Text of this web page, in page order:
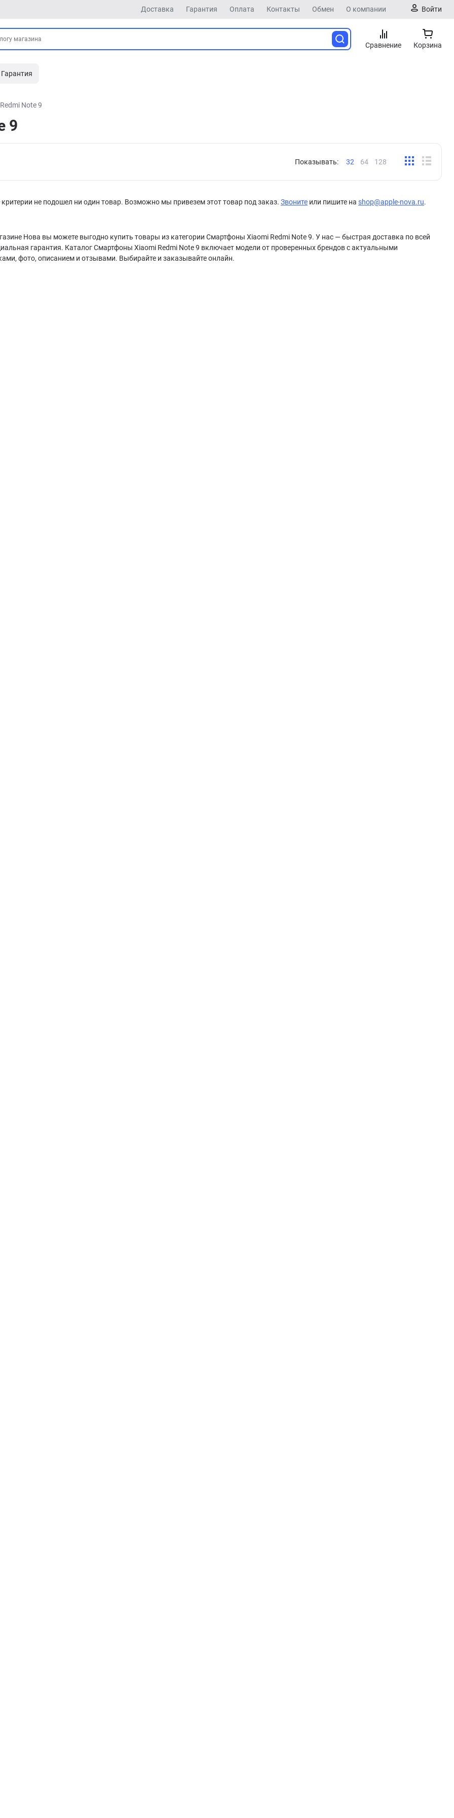
Доставка Гарантия Оплата Контакты Обмен О компании Войти
Сравнение Корзина
Гарантия
Redmi Note 9
9
Показывать: 32 64 128
не подошел ни один товар. Возможно мы привезем этот товар под заказ. Звоните или пишите на shop@apple-nova.ru.
Нова вы можете выгодно купить товары из категории Смартфоны Xiaomi Redmi Note 9. У нас — быстрая доставка по всей
гарантия. Каталог Смартфоны Xiaomi Redmi Note 9 включает модели от проверенных брендов с актуальными
фото, описанием и отзывами. Выбирайте и заказывайте онлайн.